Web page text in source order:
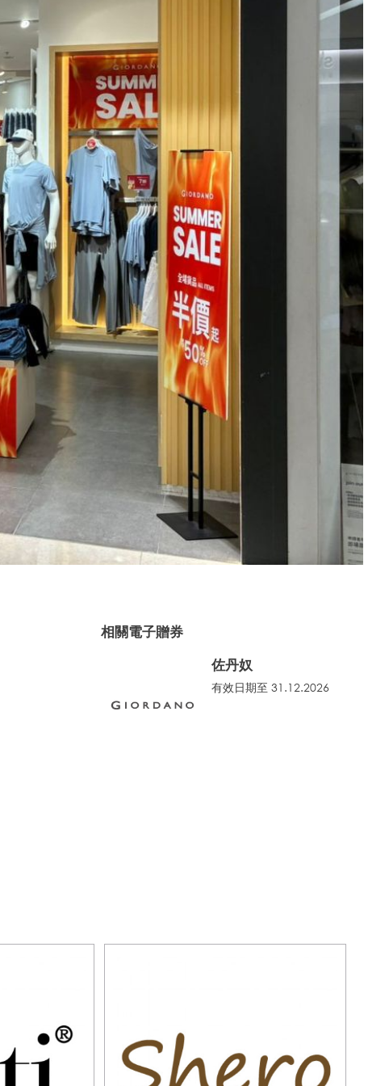
相關電子贈券
佐丹奴
有效日期至 31.12.2026